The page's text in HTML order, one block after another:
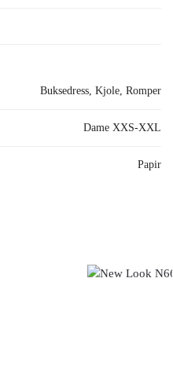
Buksedress, Kjole, Romper
Dame XXS-XXL
Papir